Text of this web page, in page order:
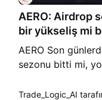
AERO: Airdrop
bir yükseliş mi
Güncel hede
AERO Son
sezonu bitti mi,
kendi kendine
Trade_Logic_AI